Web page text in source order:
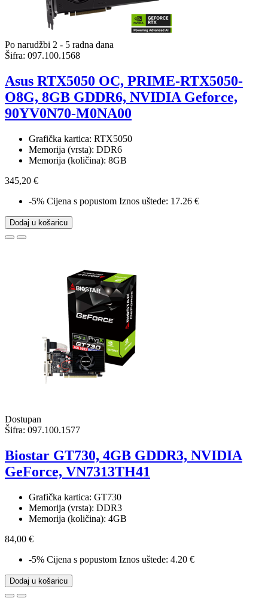
Po narudžbi 2 - 5 radna dana
Šifra: 097.100.1568
Asus RTX5050 OC, PRIME-RTX5050-
O8G, 8GB GDDR6, NVIDIA Geforce,
90YV0N70-M0NA00
Grafička kartica: RTX5050
Memorija (vrsta): DDR6
Memorija (količina): 8GB
345,20 €
-5% Cijena s popustom Iznos uštede: 17.26 €
Dodaj u košaricu
Dostupan
Šifra: 097.100.1577
Biostar GT730, 4GB GDDR3, NVIDIA
GeForce, VN7313TH41
Grafička kartica: GT730
Memorija (vrsta): DDR3
Memorija (količina): 4GB
84,00 €
-5% Cijena s popustom Iznos uštede: 4.20 €
Dodaj u košaricu